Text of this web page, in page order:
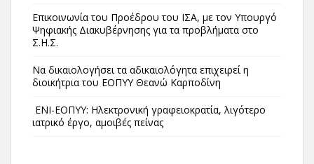
Επικοινωνία του Προέδρου του ΙΣΑ, με τον Υπουργό
Ψηφιακής Διακυβέρνησης για τα προβλήματα στο
Σ.Η.Σ.
Να δικαιολογήσει τα αδικαιολόγητα επιχειρεί η
διοικήτρια του ΕΟΠΥΥ Θεανώ Καρποδίνη
ΕΝΙ-ΕΟΠΥΥ: Ηλεκτρονική γραφειοκρατία, λιγότερο
ιατρικό έργο, αμοιβές πείνας